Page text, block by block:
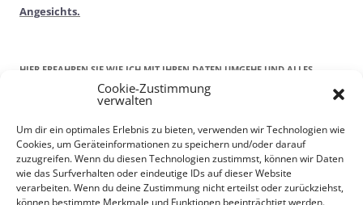
Cookie-Zustimmung
verwalten
Um dir ein optimales Erlebnis zu bieten, verwenden wir Technologien wie
Cookies, um Geräteinformationen zu speichern und/oder darauf
zuzugreifen. Wenn du diesen Technologien zustimmst, können wir Daten
wie das Surfverhalten oder eindeutige IDs auf dieser Website
verarbeiten. Wenn du deine Zustimmung nicht erteilst oder zurückziehst,
können bestimmte Merkmale und Funktionen beeinträchtigt werden.
Angesichts.
HIER ERFAHREN SIE WIE ICH MIT IHREN DATEN UMGEHE UND ALLES
Kontaktdaten
Impressum
DATENSCHUTZERKLÄRUNG
AGBs